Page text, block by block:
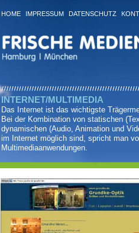
HOME IMPRESSUM DATENSCHUTZ
INTERNET/MULTIMEDIA
Das Internet ist das wichtigste
Bei der Kombination von statischen
dynamischen (Audio, Animation und
im Internet möglich sind, spricht man
Multimediaanwendungen.